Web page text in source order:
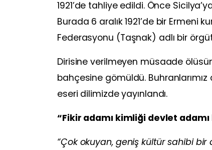
1921’de tahliye edildi. Önce
Burada 6 aralık 1921’de bir Ermeni
Federasyonu (Taşnak) adlı bir
Dirisine verilmeyen müsaade
bahçesine gömüldü.
eseri dilimizde yayınlandı.
“Fikir adamı kimliği devlet
“Çok okuyan, geniş kültür sahibi